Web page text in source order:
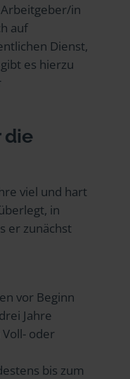
in
auf
Dienst,
es hierzu
die
viel und hart
in
er zunächst
vor Beginn
Jahre
oder
bis zum